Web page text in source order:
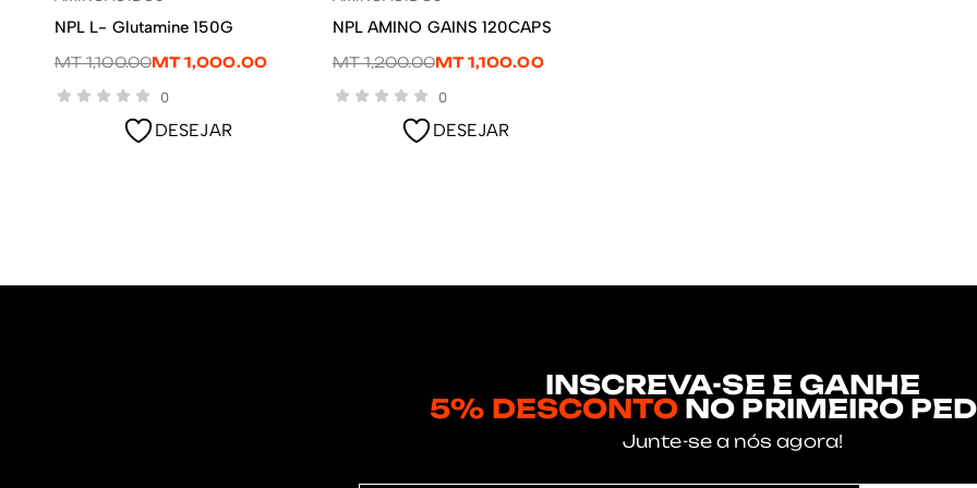
NPL L- Glutamine 150G
MT1,100.00MT1,000.00
0
DESEJAR
NPL AMINO GAINS 120CAPS
MT1,200.00MT1,100.00
0
DESEJAR
INSCREVA-SE E GANHE
5% DESCONTO NO PRIMEIRO
Junte-se a nós agora!